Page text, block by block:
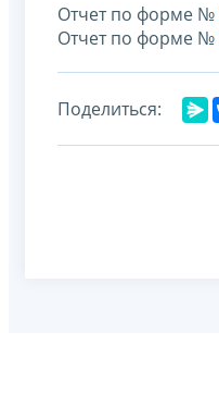
Отчет по форме №
Отчет по форме №
Поделиться: